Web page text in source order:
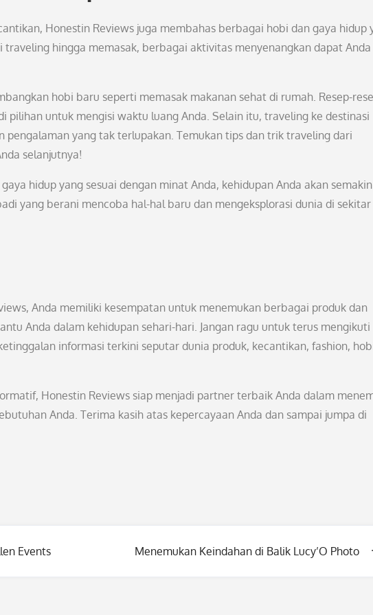
Honestin Reviews juga membahas berbagai hobi dan gaya hidup
traveling hingga memasak, berbagai aktivitas menyenangkan dapat Anda
hobi baru seperti memasak makanan sehat di rumah. Resep-
pilihan untuk mengisi waktu luang Anda. Selain itu, traveling ke destinasi
yang tak terlupakan. Temukan tips dan trik traveling dari
selanjutnya!
hidup yang sesuai dengan minat Anda, kehidupan Anda akan semakin
yang berani mencoba hal-hal baru dan mengeksplorasi dunia di sekitar
Anda memiliki kesempatan untuk menemukan berbagai produk dan
Anda dalam kehidupan sehari-hari. Jangan ragu untuk terus mengikuti
informasi terkini seputar dunia produk, kecantikan, fashion,
Honestin Reviews siap menjadi partner terbaik Anda dalam
Anda. Terima kasih atas kepercayaan Anda dan sampai jumpa di
Events Menemukan Keindahan di Balik Lucy’O Photo